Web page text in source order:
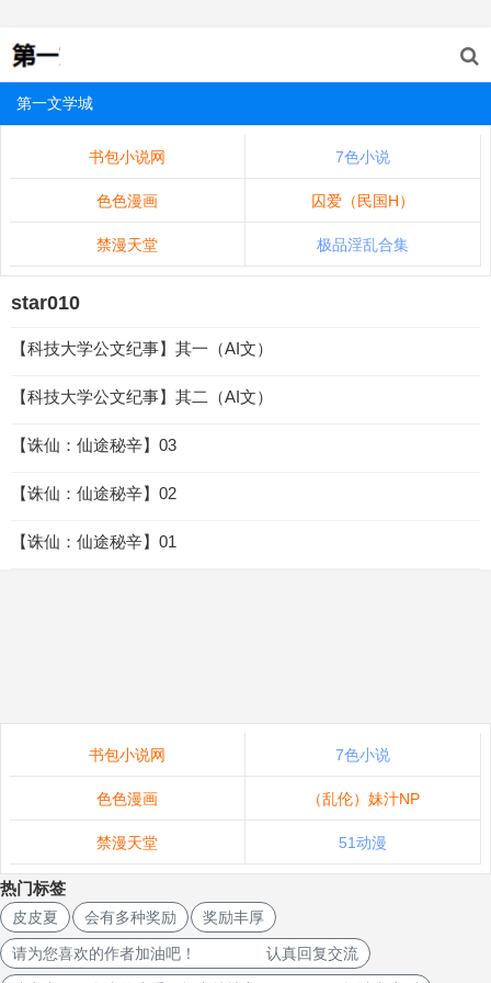
第一文学城
书包小说网 7色小说
色色漫画 囚爱（民国H）
禁漫天堂 极品淫乱合集
star010
【科技大学公文纪事】其一（AI文）
【科技大学公文纪事】其二（AI文）
【诛仙：仙途秘辛】03
【诛仙：仙途秘辛】02
【诛仙：仙途秘辛】01
书包小说网 7色小说
色色漫画 （乱伦）妹汁NP
禁漫天堂 51动漫
热门标签
皮皮夏 会有多种奖励 奖励丰厚
请为您喜欢的作者加油吧！ 认真回复交流